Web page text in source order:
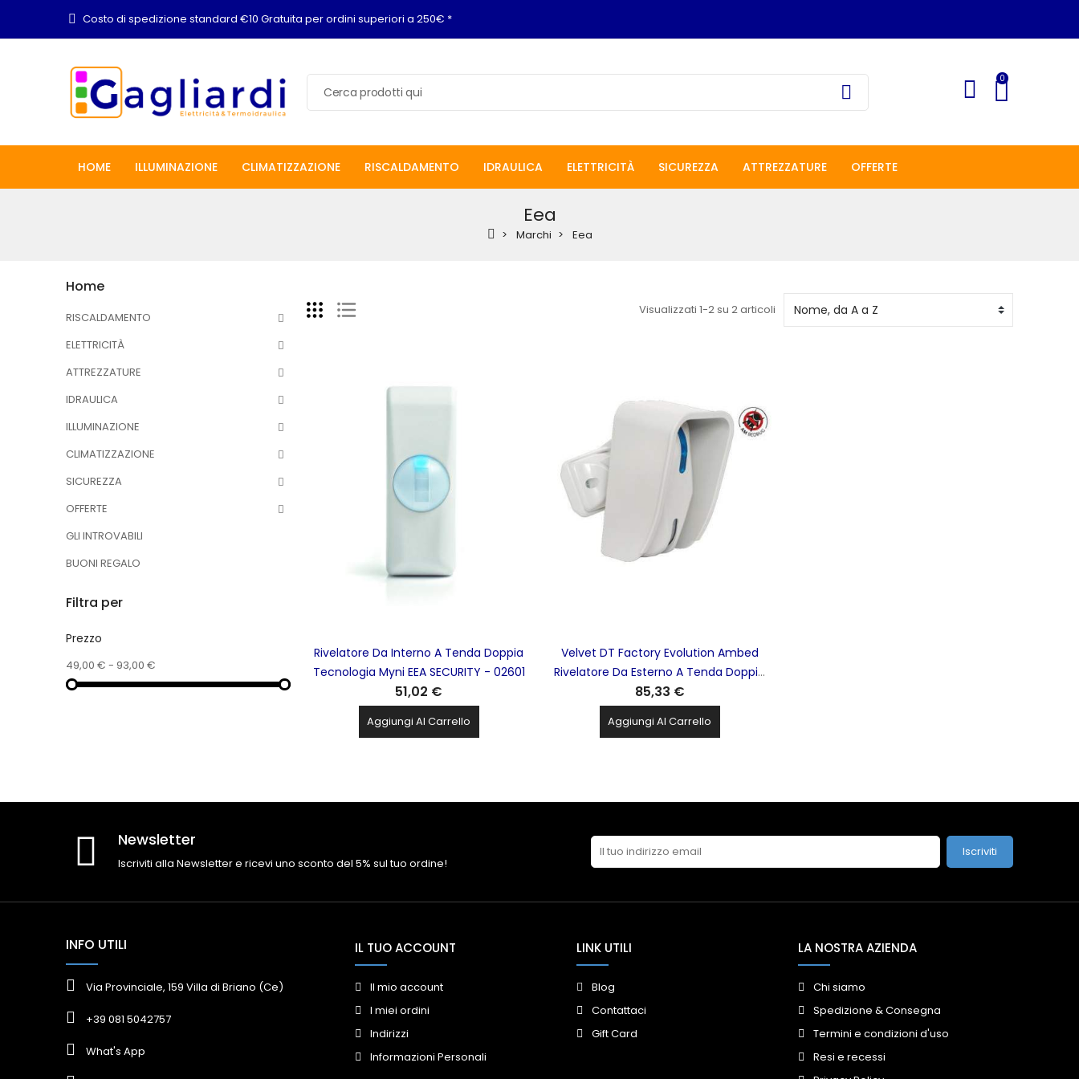
Costo di spedizione standard €10 Gratuita per ordini superiori a 250€ *
0
HOME ILLUMINAZIONE CLIMATIZZAZIONE RISCALDAMENTO IDRAULICA ELETTRICITÀ SICUREZZA ATTREZZATURE OFFERTE
Eea
Marchi Eea
Home
RISCALDAMENTO
ELETTRICITÀ
ATTREZZATURE
IDRAULICA
ILLUMINAZIONE
CLIMATIZZAZIONE
SICUREZZA
OFFERTE
GLI INTROVABILI
BUONI REGALO
Filtra per
Prezzo
49,00 € - 93,00 €
Visualizzati 1-2 su 2 articoli
Rivelatore Da Interno A Tenda Doppia
Tecnologia Myni EEA SECURITY - 02601
51,02 €
Aggiungi Al Carrello
Velvet DT Factory Evolution Ambed
Rivelatore Da Esterno A Tenda Doppia
Tecnologia EEA SECURITY - 02110
85,33 €
Aggiungi Al Carrello
Newsletter
Iscriviti alla Newsletter e ricevi uno sconto del 5% sul tuo ordine!
Iscriviti
INFO UTILI
Via Provinciale, 159 Villa di Briano (Ce)
+39 081 5042757
What's App
IL TUO ACCOUNT
Il mio account
I miei ordini
Indirizzi
Informazioni Personali
LINK UTILI
Blog
Contattaci
Gift Card
LA NOSTRA AZIENDA
Chi siamo
Spedizione & Consegna
Termini e condizioni d'uso
Resi e recessi